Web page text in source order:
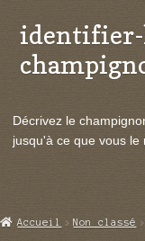
Aller
à
la
Aller
au
contenu
identifier-
Actualités
Echanges et contacts
Décrivez le
jusqu'à ce que vous le
Accueil Non classé